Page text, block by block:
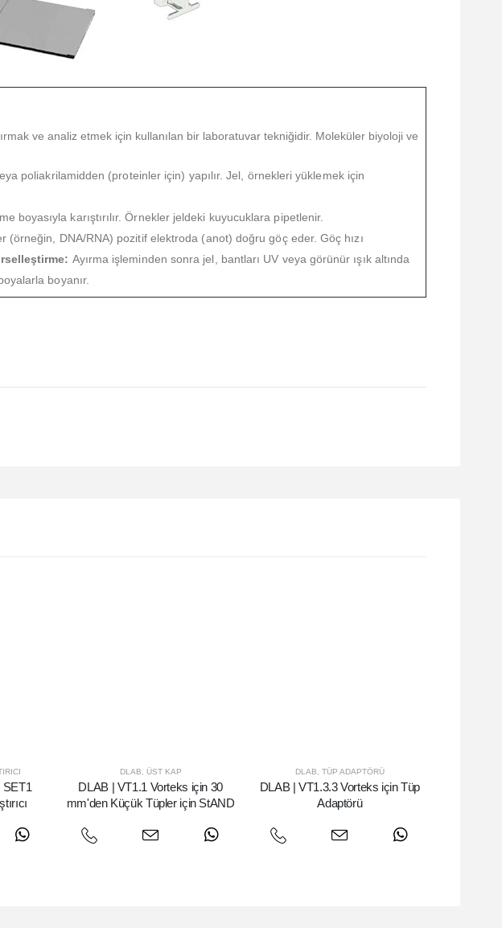
ve analiz etmek için kullanılan bir laboratuvar tekniğidir. Moleküler biyoloji ve
poliakrilamidden (proteinler için) yapılır. Jel, örnekleri yüklemek için
karıştırılır. Örnekler jeldeki kuyucuklara pipetlenir.
(örneğin, DNA/RNA) pozitif elektroda (anot) doğru göç eder. Göç hızı
Ayırma işleminden sonra jel, bantları UV veya görünür ışık altında
boyanır.
SET1
DLAB, ÜST KAP
DLAB | VT1.1 Vorteks için 30
mm'den Küçük Tüpler için StAND
DLAB, TÜP ADAPTÖRÜ
DLAB | VT1.3.3 Vorteks için Tüp
Adaptörü